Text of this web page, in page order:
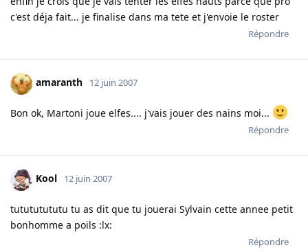
c'est déja fait... je finalise dans ma tete et j'envoie le roster
Répondre
amaranth 12 juin 2007
Bon ok, Martoni joue elfes.... j'vais jouer des nains moi...
Répondre
Kool 12 juin 2007
tutututututu tu as dit que tu jouerai Sylvain cette annee petit
bonhomme a poils :lx:
Répondre